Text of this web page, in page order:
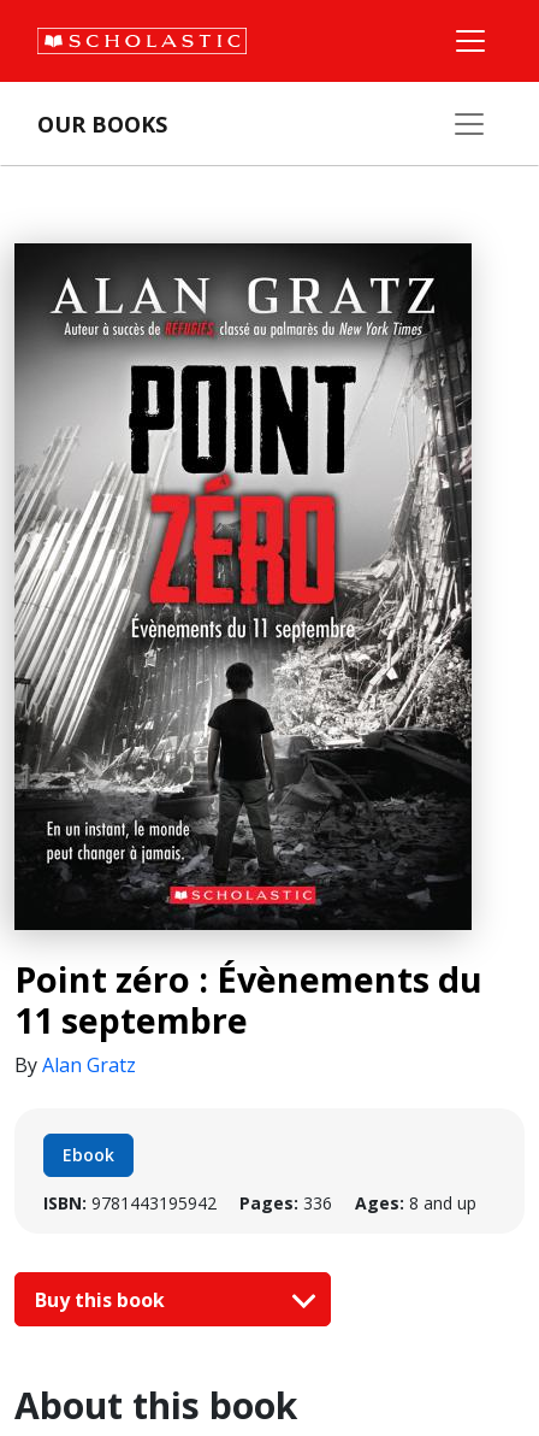
OUR BOOKS
Point zéro : Évènements du
11 septembre
ByAlan Gratz
Ebook
ISBN: 9781443195942 Pages: 336 Ages: 8 and up
Buy this book
About this book